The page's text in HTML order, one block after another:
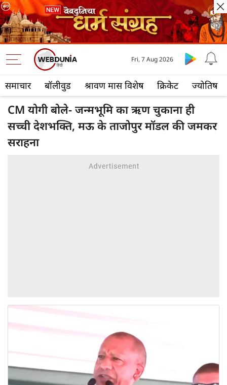
समाचार बॉलीवुड श्रावण मास विशेष क्रिकेट ज्योतिष
Fri, 7 Aug 2026
CM योगी बोले- जन्मभूमि का ऋण चुकाना ही
सच्ची देशभक्ति, मऊ के ताजोपुर मॉडल की जमकर
सराहना